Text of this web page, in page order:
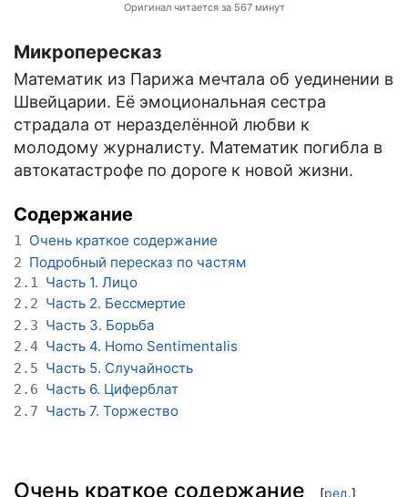
Оригинал читается за 567 минут
Микропересказ
Математик из Парижа мечтала об уединении в
Швейцарии. Её эмоциональная сестра
страдала от неразделённой любви к
молодому журналисту. Математик погибла в
автокатастрофе по дороге к новой жизни.
Содержание
1 Очень краткое содержание
2 Подробный пересказ по частям
2.1 Часть 1. Лицо
2.2 Часть 2. Бессмертие
2.3 Часть 3. Борьба
2.4 Часть 4. Homo Sentimentalis
2.5 Часть 5. Случайность
2.6 Часть 6. Циферблат
2.7 Часть 7. Торжество
Очень краткое содержание [ред.]